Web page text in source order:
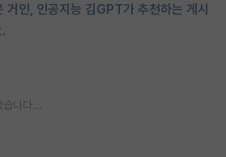
거인, 인공지능 김GPT가 추천하는 게시
니다...